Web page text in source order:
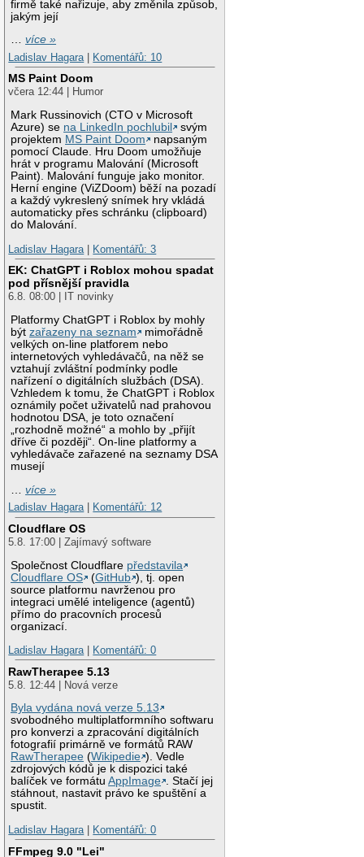
firmě také nařizuje, aby změnila způsob,
jakým její
…více »
Ladislav Hagara
Komentářů: 10
MS Paint Doom
včera 12:44 | Humor
Mark Russinovich (CTO v Microsoft
Azure) se na LinkedIn pochlubil
svým
projektem MS Paint Doom
napsaným
pomocí Claude. Hru Doom umožňuje
hrát v programu Malování (Microsoft
Paint). Malování funguje jako monitor.
Herní engine (ViZDoom) běží na pozadí
a každý vykreslený snímek hry vkládá
automaticky přes schránku (clipboard)
do Malování.
Ladislav Hagara
Komentářů: 3
EK: ChatGPT i Roblox mohou spadat
pod přísnější pravidla
6.8. 08:00 | IT novinky
Platformy ChatGPT i Roblox by mohly
býtzařazeny na seznam
mimořádně
velkých on-line platforem nebo
internetových vyhledávačů, na něž se
vztahují zvláštní podmínky podle
nařízení o digitálních službách (DSA).
Vzhledem k tomu, že ChatGPT i Roblox
oznámily počet uživatelů nad prahovou
hodnotou DSA, je toto označení
„rozhodně možné“ a mohlo by „přijít
dříve či později“. On-line platformy a
vyhledávače zařazené na seznamy DSA
musejí
…více »
Ladislav Hagara| Komentářů: 12
Cloudflare OS
5.8. 17:00 | Zajímavý software
Společnost Cloudflare představila
Cloudflare OS
(GitHub ), tj. open
source platformu navrženou pro
integraci umělé inteligence (agentů)
přímo do pracovních procesů
organizací.
Ladislav Hagara| Komentářů: 0
RawTherapee 5.13
5.8. 12:44 | Nová verze
Byla vydána nová verze 5.13
svobodného multiplatformního softwaru
pro konverzi a zpracování digitálních
fotografií primárně ve formátů RAW
RawTherapee (Wikipedie ). Vedle
zdrojových kódů je k dispozici také
balíček ve formátuAppImage . Stačí jej
stáhnout, nastavit právo ke spuštění a
spustit.
Ladislav Hagara| Komentářů: 0
FFmpeg 9.0 "Lei"